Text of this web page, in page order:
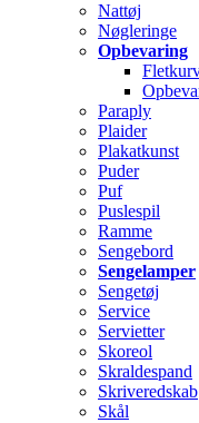
Nattøj
Nøgleringe
Opbevaring
Paraply
Plaider
Plakatkunst
Puder
Puf
Puslespil
Ramme
Sengebord
Sengelamper
Sengetøj
Service
Servietter
Skoreol
Skraldespand
Skriveredskab
Skål